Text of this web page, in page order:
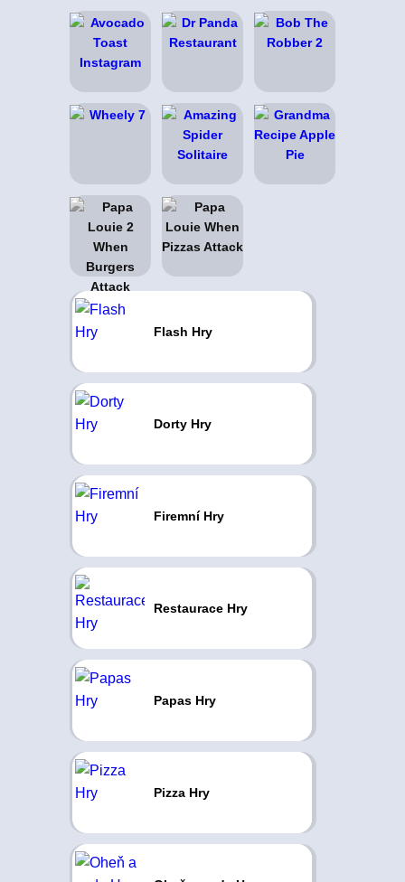
Flash Hry
Dorty Hry
Firemní Hry
Restaurace Hry
Papas Hry
Pizza Hry